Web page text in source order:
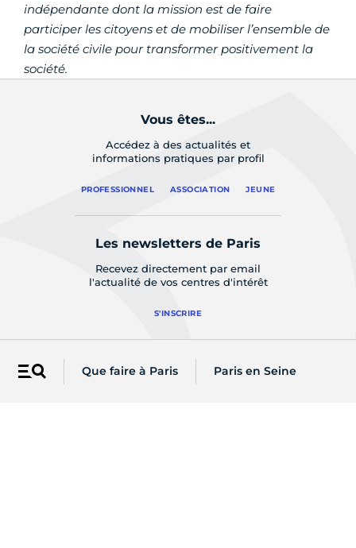
Menu Que faire à Paris Paris en Seine
indépendante dont la mission est de faire
participer les citoyens et de mobiliser l’ensemble de
la société civile pour transformer positivement la
société.
Vous êtes...
Accédez à des actualités et
informations pratiques par profil
PROFESSIONNEL ASSOCIATION JEUNE
Les newsletters de Paris
Recevez directement par email
l'actualité de vos centres d'intérêt
S'INSCRIRE
Sur les réseaux